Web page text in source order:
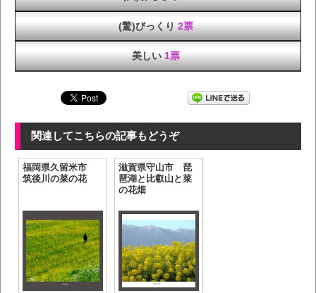
(驚)びっくり 2票
美しい 1票
関連してこちらの記事もどうぞ
福岡県久留米市
筑後川の菜の花
滋賀県守山市 琵
琶湖と比叡山と菜
の花畑